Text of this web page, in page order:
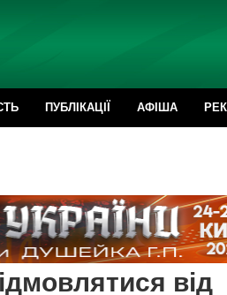
ПУБЛІКАЦІЇ АФІША
від